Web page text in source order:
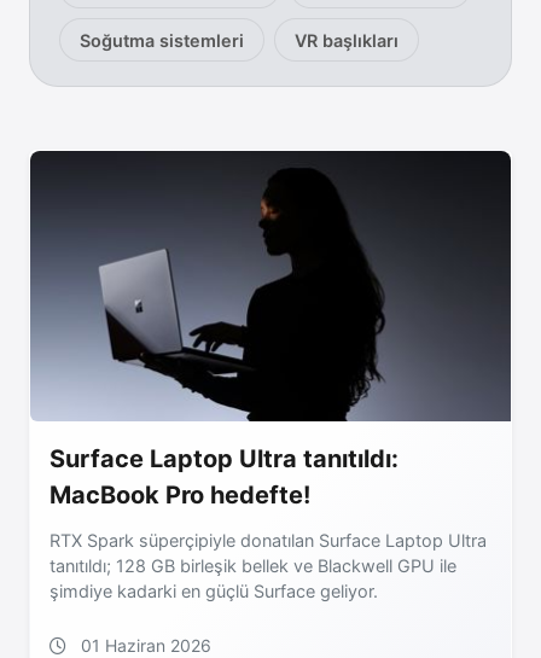
Soğutma sistemleri VR başlıkları
Surface Laptop Ultra tanıtıldı:
MacBook Pro hedefte!
RTX Spark süperçipiyle donatılan Surface Laptop Ultra
tanıtıldı; 128 GB birleşik bellek ve Blackwell GPU ile
şimdiye kadarki en güçlü Surface geliyor.
01 Haziran 2026